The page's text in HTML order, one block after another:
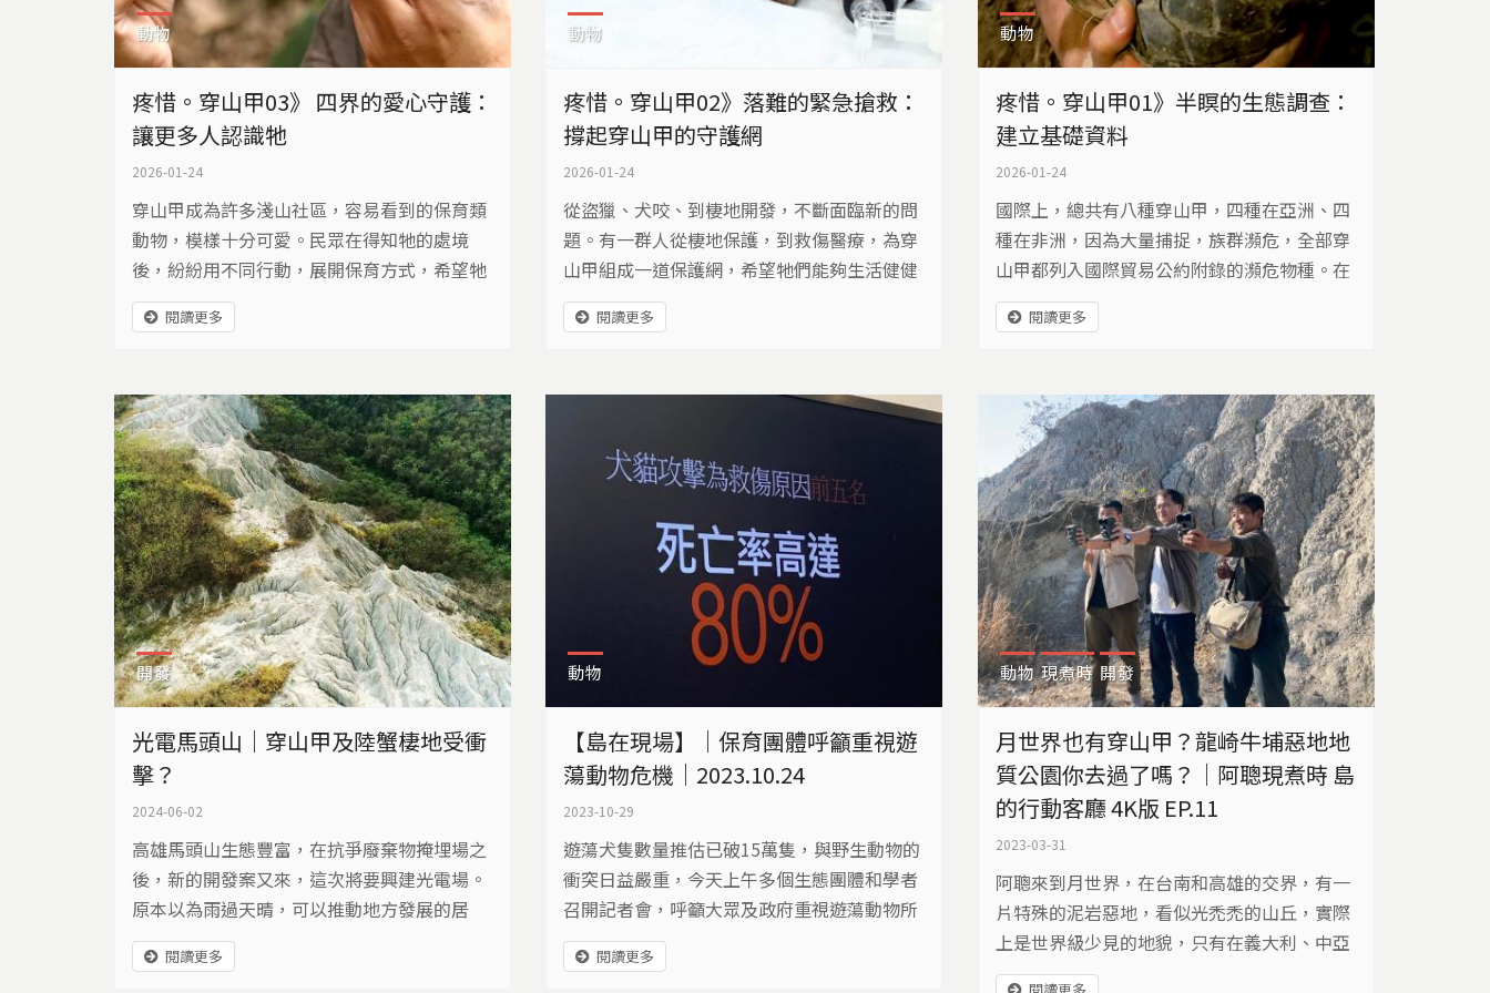
動物
疼惜。穿山甲03》 四界的愛心守護：
讓更多人認識牠
2026-01-24
穿山甲成為許多淺山社區，容易看到的保育類
動物，模樣十分可愛。民眾在得知牠的處境
後，紛紛用不同行動，展開保育方式，希望牠
們無憂生活。
閱讀更多
動物
疼惜。穿山甲02》落難的緊急搶救：
撐起穿山甲的守護網
2026-01-24
從盜獵、犬咬、到棲地開發，不斷面臨新的問
題。有一群人從棲地保護，到救傷醫療，為穿
山甲組成一道保護網，希望牠們能夠生活健健
康康。
閱讀更多
動物
疼惜。穿山甲01》半瞑的生態調查：
建立基礎資料
2026-01-24
國際上，總共有八種穿山甲，四種在亞洲、四
種在非洲，因為大量捕捉，族群瀕危，全部穿
山甲都列入國際貿易公約附錄的瀕危物種。在
台灣穿山甲屬於二級保育類野生動物，從過去
的神秘不認識，到現今解開生態面紗，一群人
人人都開始疼惜牠。
閱讀更多
開發
光電馬頭山｜穿山甲及陸蟹棲地受衝
擊？
2024-06-02
高雄馬頭山生態豐富，在抗爭廢棄物掩埋場之
後，新的開發案又來，這次將要興建光電場。
原本以為雨過天晴，可以推動地方發展的居
民，再度團結起來，走向抗爭之途。
閱讀更多
動物
【島在現場】｜保育團體呼籲重視遊
蕩動物危機｜2023.10.24
2023-10-29
遊蕩犬隻數量推估已破15萬隻，與野生動物的
衝突日益嚴重，今天上午多個生態團體和學者
召開記者會，呼籲大眾及政府重視遊蕩動物所
帶來的社會安全以及生態危機。保育團體表示
穿山甲、石虎、山羌、草鴞都有過遭受攻擊的
閱讀更多
動物 現煮時 開發
月世界也有穿山甲？龍崎牛埔惡地地
質公園你去過了嗎？｜阿聰現煮時 島
的行動客廳 4K版 EP.11
2023-03-31
阿聰來到月世界，在台南和高雄的交界，有一
片特殊的泥岩惡地，看似光禿禿的山丘，實際
上是世界級少見的地貌，只有在義大利、中亞
和臺灣能夠見到。 除了地景的特殊性，這裡實